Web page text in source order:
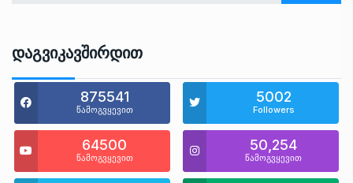
Დაგვიკავშირდით
875541
წამოგვყევით
5002
Followers
64500
წამოგვყევით
50,254
წამოგვყევით